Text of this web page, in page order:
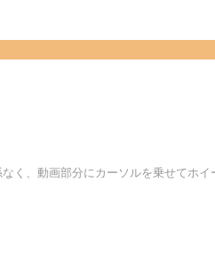
く、動画部分にカーソルを乗せてホイ